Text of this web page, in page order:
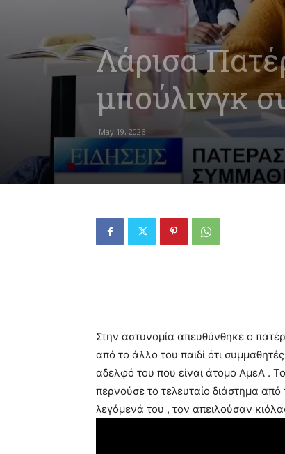
Λάρισα
μπούλινγκ
May 19, 2026
Στην αστυνομία απευθύνθηκε ο
από το άλλο του παιδί ότι
αδελφό του που είναι άτομο ΑμεΑ .
περνούσε το τελευταίο διάστημα
λεγόμενά του , τον απειλούσαν